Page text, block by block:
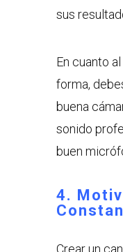
sus
En cuanto
forma,
buena
sonido
buen
4.
Crear un